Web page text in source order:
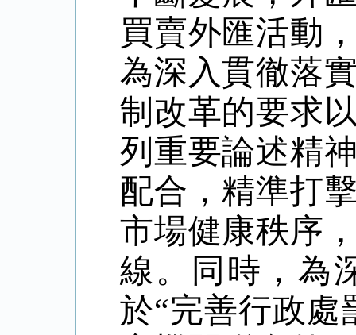
買賣外匯活動
為深入貫徹落
制改革的要求
列重要論述精
配合，精準打
市場健康秩序
線。同時，為
於“完善行政處